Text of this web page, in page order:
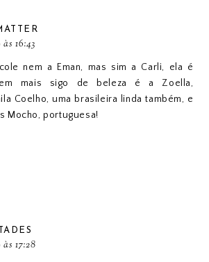
16:43
nem a Eman, mas sim a Carli, ela é
mais sigo de beleza é a Zoella,
Coelho, uma brasileira linda também, e
Mocho, portuguesa!
17:28